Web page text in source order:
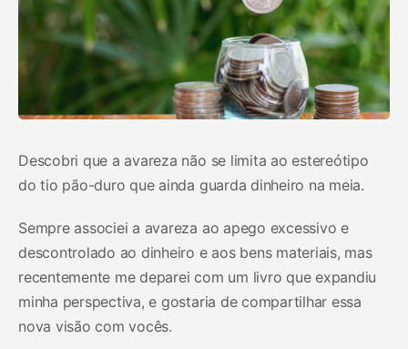
Descobri que a avareza não se limita ao estereótipo
do tio pão-duro que ainda guarda dinheiro na meia.
Sempre associei a avareza ao apego excessivo e
descontrolado ao dinheiro e aos bens materiais, mas
recentemente me deparei com um livro que expandiu
minha perspectiva, e gostaria de compartilhar essa
nova visão com vocês.